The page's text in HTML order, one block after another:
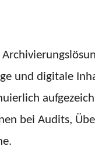
und digitale
bei Audits,